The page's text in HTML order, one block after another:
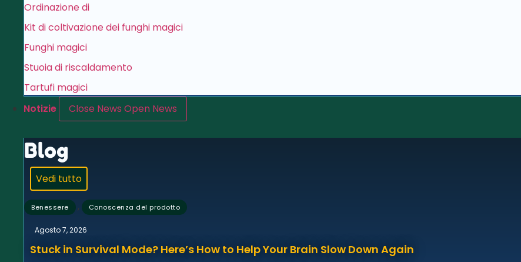
Ordinazione di
Kit di coltivazione dei funghi magici
Funghi magici
Stuoia di riscaldamento
Tartufi magici
Notizie
Close News Open News
Blog
Vedi tutto
Benessere , Conoscenza del prodotto
Agosto 7, 2026
Stuck in Survival Mode? Here’s How to Help Your Brain Slow Down Again